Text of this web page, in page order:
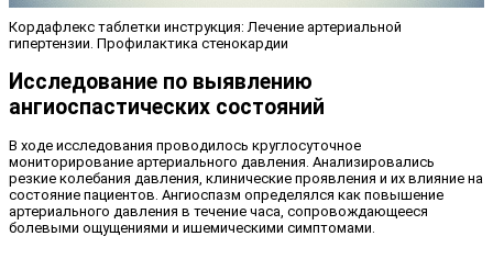
Кордафлекс таблетки инструкция: Лечение артериальной
гипертензии. Профилактика стенокардии
Исследование по выявлению
ангиоспастических состояний
В ходе исследования проводилось круглосуточное
мониторирование артериального давления. Анализировались
резкие колебания давления, клинические проявления и их влияние на
состояние пациентов. Ангиоспазм определялся как повышение
артериального давления в течение часа, сопровождающееся
болевыми ощущениями и ишемическими симптомами.